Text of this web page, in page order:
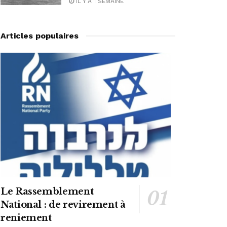
Articles populaires
Le Rassemblement
National : de revirement à
reniement